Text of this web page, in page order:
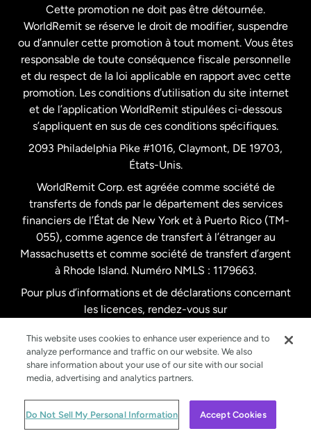
France
Malaisie
Nouvelle-Zélande
Pays-Bas
Royaume-Uni
Suède
Cette promotion ne doit pas être détournée.
WorldRemit se réserve le droit de modifier, suspendre
ou d’annuler cette promotion à tout moment. Vous êtes
responsable de toute conséquence fiscale personnelle
et du respect de la loi applicable en rapport avec cette
promotion. Les conditions d’utilisation du site internet
et de l’application WorldRemit stipulées ci-dessous
s’appliquent en sus de ces conditions spécifiques.
2093 Philadelphia Pike #1016, Claymont, DE 19703,
États-Unis.
WorldRemit Corp. est agréée comme société de
transferts de fonds par le département des services
financiers de l’État de New York et à Puerto Rico (TM-
055), comme agence de transfert à l’étranger au
Massachusetts et comme société de transfert d’argent
à Rhode Island. Numéro NMLS : 1179663.
Pour plus d’informations et de déclarations concernant
les licences, rendez-vous sur
© WorldRemit 2024
This website uses cookies to enhance user experience and to
analyze performance and traffic on our website. We also
share information about your use of our site with our social
media, advertising and analytics partners.
Do Not Sell My Personal Information Accept Cookies